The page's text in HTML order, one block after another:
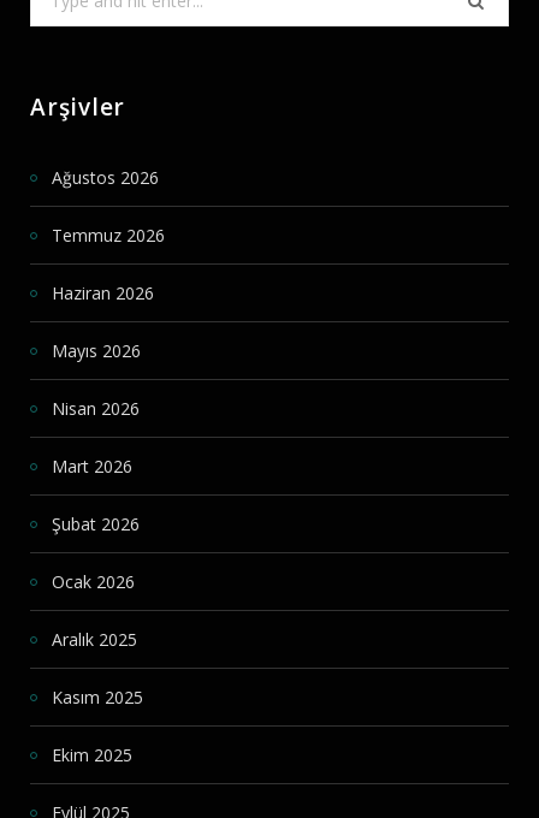
for:
Arşivler
Ağustos 2026
Temmuz 2026
Haziran 2026
Mayıs 2026
Nisan 2026
Mart 2026
Şubat 2026
Ocak 2026
Aralık 2025
Kasım 2025
Ekim 2025
Eylül 2025